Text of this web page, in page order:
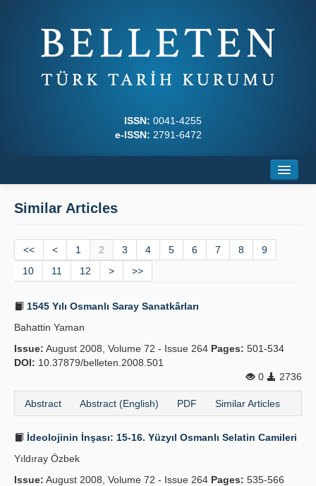
ISSN: 0041-4255
e-ISSN: 2791-6472
Journal Boards
Writing Rules
Principles
Publication Policies
Guidelines
Contact Us
Similar Articles
<< < 1 2 3 4 5 6 7 8
9
10
11 12 > >>
1545 Yılı Osmanlı Saray Sanatkârları
Bahattin Yaman
Issue: August 2008, Volume 72 - Issue 264 Pages: 501-534
DOI: 10.37879/belleten.2008.501
0
2736
Abstract Abstract (English) PDF Similar Articles
İdeolojinin İnşası: 15-16. Yüzyıl Osmanlı Selatin Camileri
Yıldıray Özbek
Issue: August 2008, Volume 72 - Issue 264 Pages: 535-566